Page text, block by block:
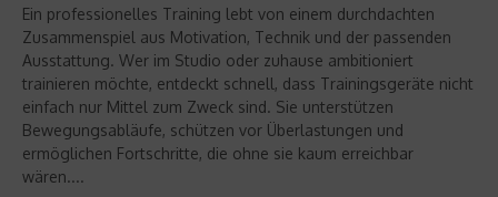
Ein professionelles Training lebt von einem durchdachten
Zusammenspiel aus Motivation, Technik und der passenden
Ausstattung. Wer im Studio oder zuhause ambitioniert
trainieren möchte, entdeckt schnell, dass Trainingsgeräte nicht
einfach nur Mittel zum Zweck sind. Sie unterstützen
Bewegungsabläufe, schützen vor Überlastungen und
ermöglichen Fortschritte, die ohne sie kaum erreichbar
wären....